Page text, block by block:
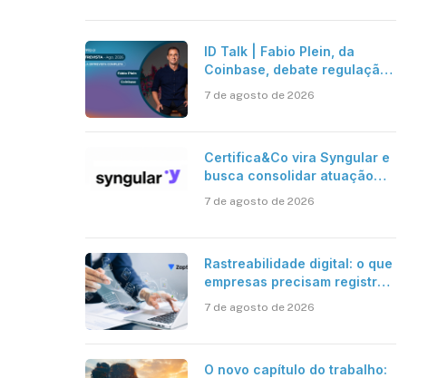
ID Talk | Fabio Plein, da
Coinbase, debate regulação,
7 de agosto de 2026
Certifica&Co vira Syngular e
busca consolidar atuação
7 de agosto de 2026
Rastreabilidade digital: o que
empresas precisam registrar
7 de agosto de 2026
O novo capítulo do trabalho: